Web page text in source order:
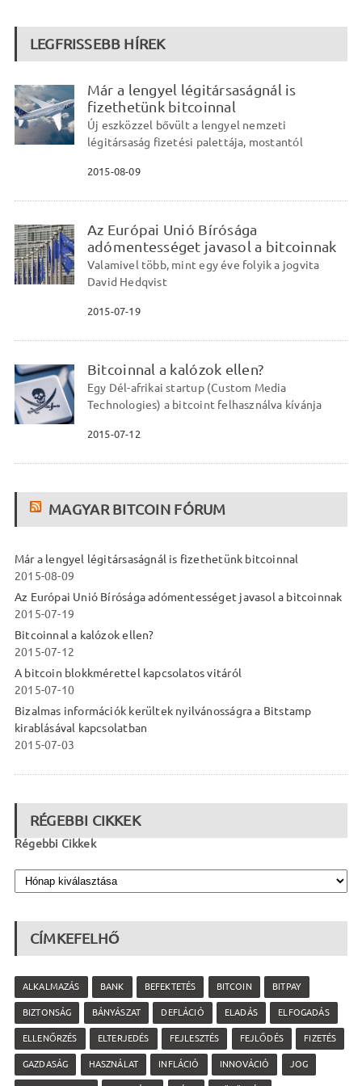
LEGFRISSEBB HÍREK
Már a lengyel légitársaságnál is
fizethetünk bitcoinnal
Új eszközzel bővült a lengyel nemzeti
légitársaság fizetési palettája, mostantól
2015-08-09
Az Európai Unió Bírósága
adómentességet javasol a bitcoinnak
Valamivel több, mint egy éve folyik a jogvita
David Hedqvist
2015-07-19
Bitcoinnal a kalózok ellen?
Egy Dél-afrikai startup (Custom Media
Technologies) a bitcoint felhasználva kívánja
2015-07-12
MAGYAR BITCOIN FÓRUM
Már a lengyel légitársaságnál is fizethetünk bitcoinnal
2015-08-09
Az Európai Unió Bírósága adómentességet javasol a bitcoinnak
2015-07-19
Bitcoinnal a kalózok ellen?
2015-07-12
A bitcoin blokkmérettel kapcsolatos vitáról
2015-07-10
Bizalmas információk kerültek nyilvánosságra a Bitstamp
kirablásával kapcsolatban
2015-07-03
RÉGEBBI CIKKEK
Régebbi Cikkek
CÍMKEFELHŐ
ALKALMAZÁS BANK BEFEKTETÉS BITCOIN BITPAY
BIZTONSÁG BÁNYÁSZAT DEFLÁCIÓ ELADÁS ELFOGADÁS
ELLENŐRZÉS ELTERJEDÉS FEJLESZTÉS FEJLŐDÉS FIZETÉS
GAZDASÁG HASZNÁLAT INFLÁCIÓ INNOVÁCIÓ JOG